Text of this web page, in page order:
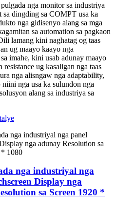
nga monitor sa industriya
sa dingding sa COMPT usa ka
nga gidisenyo alang sa mga
sa automation sa pagkaon
lamang kini naghatag og taas
ug maayo kaayo nga
imahe, kini usab adunay maayo
resistance ug kasaligan nga taas
nga alisngaw nga adaptability,
niini nga usa ka sulundon nga
alang sa industriya sa
nga industriyal nga
Display nga
sa Screen 1920 *